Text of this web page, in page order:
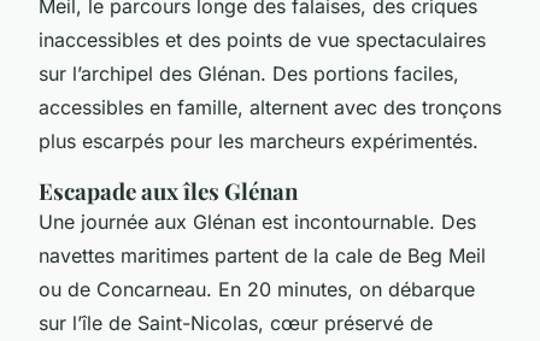
Meil, le parcours longe des falaises, des criques
inaccessibles et des points de vue spectaculaires
sur l’archipel des Glénan. Des portions faciles,
accessibles en famille, alternent avec des tronçons
plus escarpés pour les marcheurs expérimentés.
Escapade aux îles Glénan
Une journée aux Glénan est incontournable. Des
navettes maritimes partent de la cale de Beg Meil
ou de Concarneau. En 20 minutes, on débarque
sur l’île de Saint-Nicolas, cœur préservé de